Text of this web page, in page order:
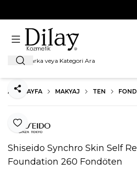
Ara
ANA SAYFA MAKYAJ TEN
Favoriye Ekle
Paylaş
Shiseido Synchro Skin Self
Foundation 260 Fondöten